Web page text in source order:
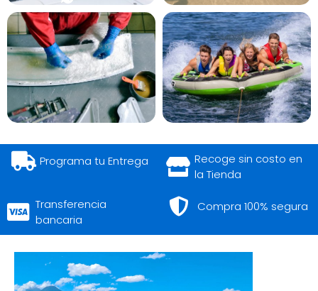
Programa tu Entrega
Recoge sin costo en
la Tienda
Transferencia
bancaria
Compra 100% segura